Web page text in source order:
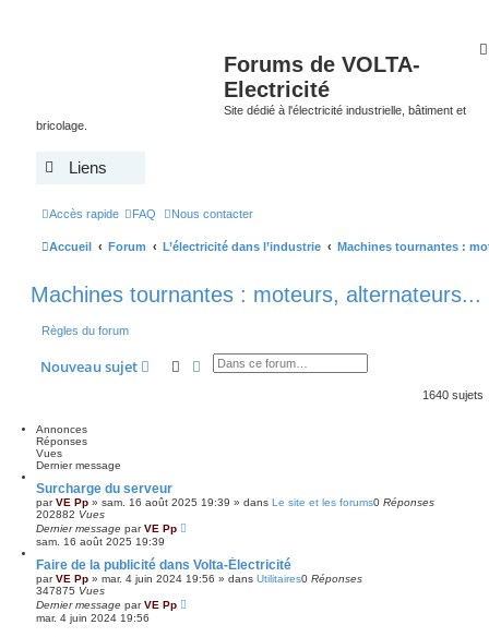
Forums de VOLTA-
Electricité
Site dédié à l'électricité industrielle, bâtiment et
bricolage.
Liens
Accès rapide FAQ Nous contacter
Accueil Forum L’électricité dans l’industrie Machines tournantes :
Machines tournantes : moteurs, alternateurs...
Règles du forum
Nouveau sujet Rechercher
Recherche avancée
1640 sujets
Annonces
Réponses
Vues
Dernier message
Surcharge du serveur
parVE Pp » sam. 16 août 2025 19:39 » dans Le site et les forums0 Réponses
202882 Vues
Dernier message parVE Pp
sam. 16 août 2025 19:39
Faire de la publicité dans Volta-Électricité
parVE Pp » mar. 4 juin 2024 19:56 » dans Utilitaires0 Réponses
347875 Vues
Dernier message parVE Pp
mar. 4 juin 2024 19:56